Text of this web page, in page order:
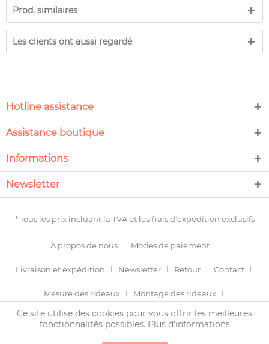
Prod. similaires
Les clients ont aussi regardé
Hotline assistance
Assistance boutique
Informations
Newsletter
* Tous les prix incluant la TVA et lesfrais d'expédition exclusifs
À propos de nous Modes de paiement
Livraison et expédition Newsletter Retour Contact
Mesure des rideaux Montage des rideaux
Termes et conditions Droit de révocation
Protection des données Imprimer
Ce site utilise des cookies pour vous offrir les meilleures
fonctionnalités possibles. Plus d'informations